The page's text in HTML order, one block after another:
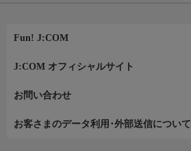
Fun! J:COM
J:COM オフィシャルサイト
お問い合わせ
お客さまのデータ利用･外部送信について